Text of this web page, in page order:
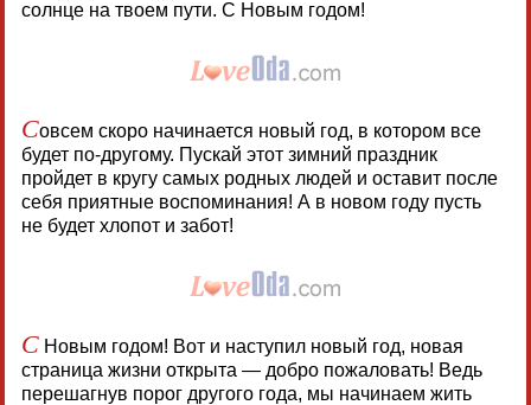
солнце на твоем пути. С Новым годом!
Совсем скоро начинается новый год, в котором все
будет по-другому. Пускай этот зимний праздник
пройдет в кругу самых родных людей и оставит после
себя приятные воспоминания! А в новом году пусть
не будет хлопот и забот!
СНовым годом! Вот и наступил новый год, новая
страница жизни открыта — добро пожаловать! Ведь
перешагнув порог другого года, мы начинаем жить